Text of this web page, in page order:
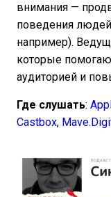
внимания —
поведения
например).
которые
аудиторией и
Где слушать:
Castbox,